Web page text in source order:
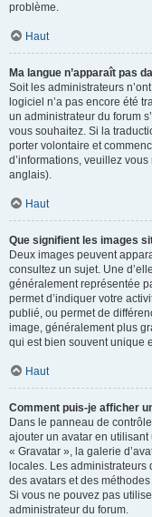
problème.
Haut
Ma langue n’apparaît pas
Soit les administrateurs
logiciel n’a pas encore été
un administrateur du forum
vous souhaitez. Si la
porter volontaire et
d’informations, veuillez vous
anglais).
Haut
Que signifient les images
Deux images peuvent
consultez un sujet. Une
généralement représentée
permet d’indiquer votre
publié, ou permet de
image, généralement plus
qui est bien souvent unique
Haut
Comment puis-je afficher
Dans le panneau de
ajouter un avatar en
« Gravatar », la galerie
locales. Les
des avatars et des
Si vous ne pouvez pas
administrateur du forum.